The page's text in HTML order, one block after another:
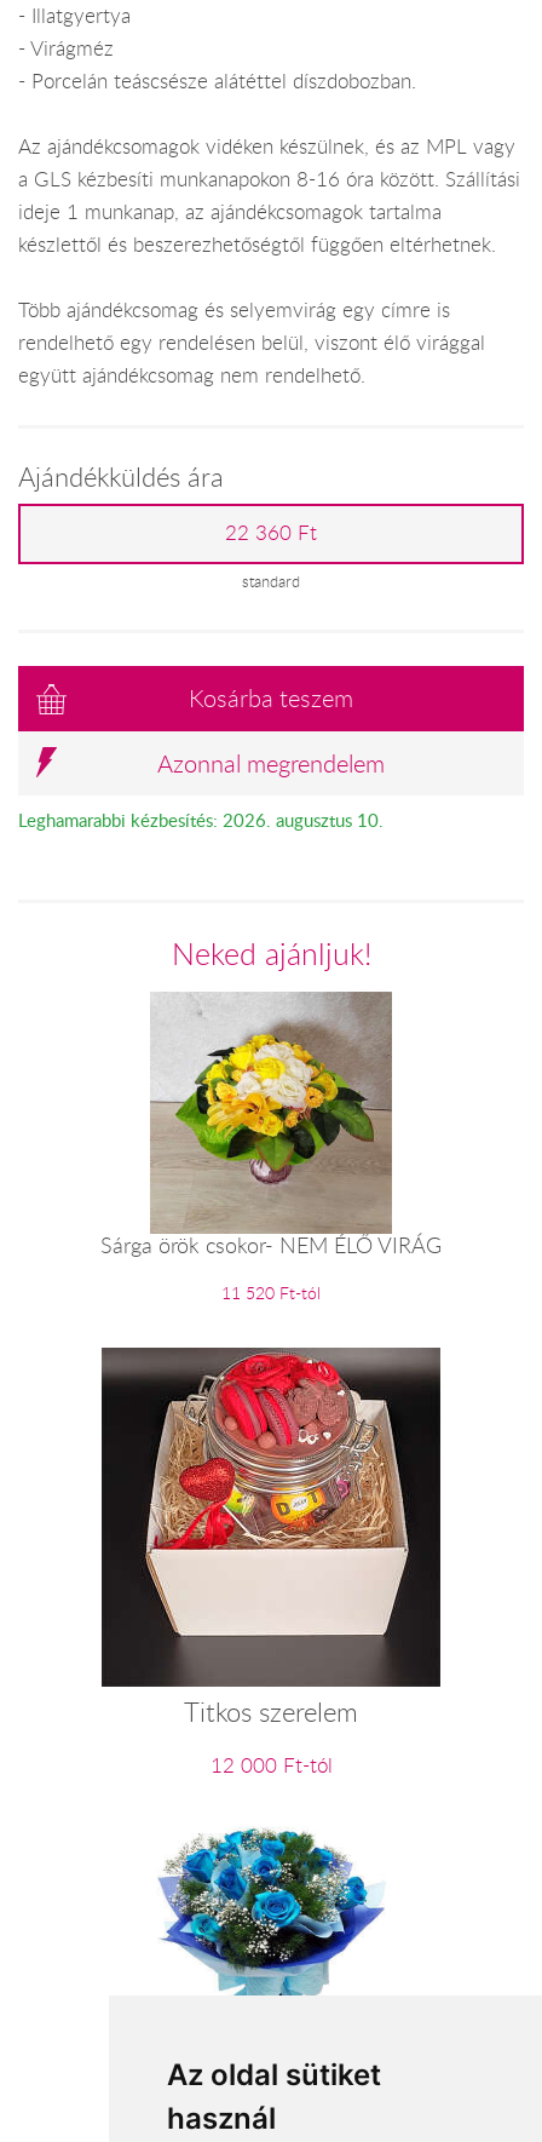
Az oldal sütiket
használ
- Illatgyertya
- Virágméz
- Porcelán teáscsésze alátéttel díszdobozban.
Az ajándékcsomagok vidéken készülnek, és az MPL vagy
a GLS kézbesíti munkanapokon 8-16 óra között. Szállítási
ideje 1 munkanap, az ajándékcsomagok tartalma
készlettől és beszerezhetőségtől függően eltérhetnek.
Több ajándékcsomag és selyemvirág egy címre is
rendelhető egy rendelésen belül, viszont élő virággal
együtt ajándékcsomag nem rendelhető.
Ajándékküldés ára
22 360 Ft
standard
Kosárba teszem
Azonnal megrendelem
Leghamarabbi kézbesítés: 2026. augusztus 10.
Neked ajánljuk!
Sárga örök csokor- NEM ÉLŐ VIRÁG
11 520 Ft-tól
Titkos szerelem
12 000 Ft-tól
Kék ég
32 000 Ft-tól